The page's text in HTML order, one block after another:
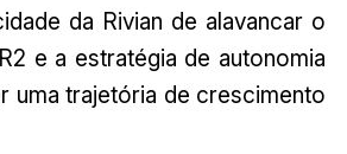
da Rivian de alavancar o
e a estratégia de autonomia
uma trajetória de crescimento